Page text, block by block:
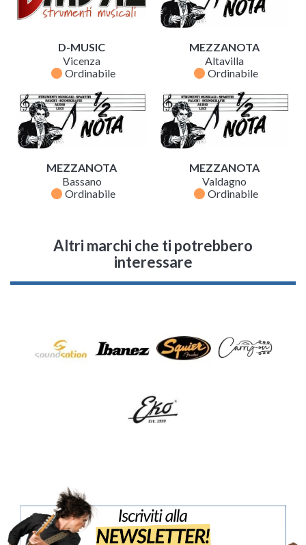
D-MUSIC
Vicenza
fiber_manual_record Ordinabile
MEZZANOTA
Altavilla
fiber_manual_record Ordinabile
MEZZANOTA
Bassano
fiber_manual_record Ordinabile
MEZZANOTA
Valdagno
fiber_manual_record Ordinabile
Altri marchi che ti potrebbero
interessare